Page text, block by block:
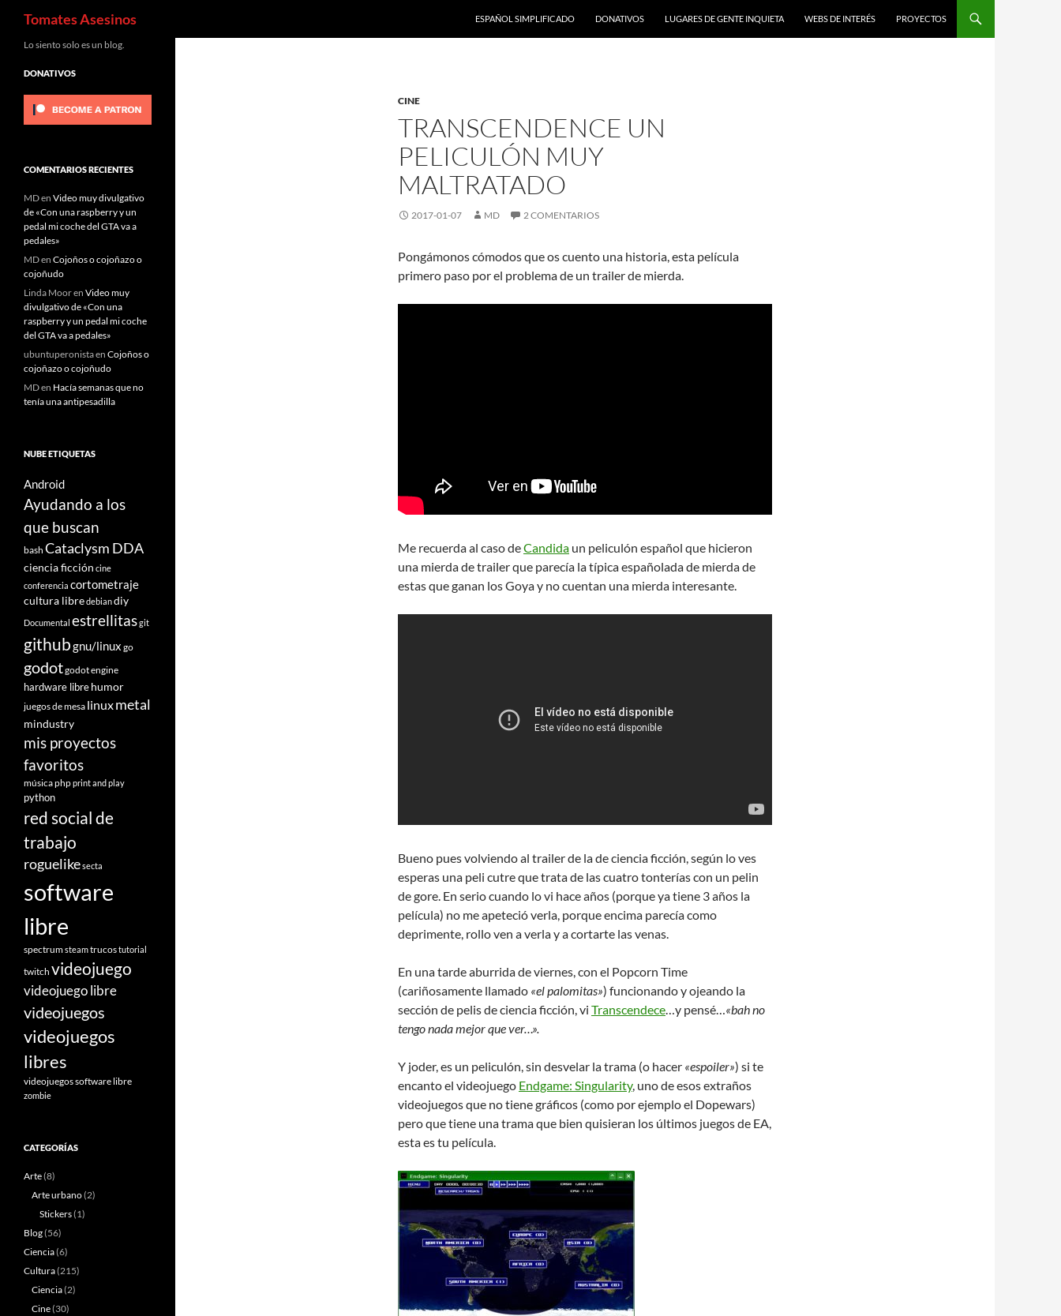
Saltar
Tomates Asesinos ESPAÑOL SIMPLIFICADO DONATIVOS LUGARES DE GENTE INQUIETA WEBS DE INTERÉS PROYECTOS
CINE
TRANSCENDENCE UN
PELICULÓN MUY
MALTRATADO
2017-01-07 MD 2 COMENTARIOS
Pongámonos cómodos que os cuento una historia, esta película
primero paso por el problema de un trailer de mierda.
Me recuerda al caso deCandida un peliculón español que hicieron
una mierda de trailer que parecía la típica españolada de mierda de
estas que ganan los Goya y no cuentan una mierda interesante.
Bueno pues volviendo al trailer de la de ciencia ficción, según lo ves
esperas una peli cutre que trata de las cuatro tonterías con un pelin
de gore. En serio cuando lo vi hace años (porque ya tiene 3 años la
película) no me apeteció verla, porque encima parecía como
deprimente, rollo ven a verla y a cortarte las venas.
En una tarde aburrida de viernes, con el Popcorn Time
(cariñosamente llamado «el palomitas») funcionando y ojeando la
sección de pelis de ciencia ficción, vi Transcendece…y pensé…«bah no
tengo nada mejor que ver…».
Y joder, es un peliculón, sin desvelar la trama (o hacer «espoiler») si te
encanto el videojuego Endgame: Singularity, uno de esos extraños
videojuegos que no tiene gráficos (como por ejemplo el Dopewars)
pero que tiene una trama que bien quisieran los últimos juegos de EA,
esta es tu película.
Lo siento solo es un blog.
DONATIVOS
COMENTARIOS RECIENTES
MDen Video muy divulgativo
de «Con una raspberry y un
pedal mi coche del GTA va a
pedales»
MDen Cojoños o cojoñazo o
cojoñudo
Linda Mooren Video muy
divulgativo de «Con una
raspberry y un pedal mi coche
del GTA va a pedales»
ubuntuperonistaen Cojoños o
cojoñazo o cojoñudo
MDen Hacía semanas que no
tenía una antipesadilla
NUBE ETIQUETAS
Android
Ayudando a los
que buscan
bash Cataclysm DDA
ciencia ficción cine
conferencia cortometraje
cultura libredebiandiy
Documental estrellitasgit
githubgnu/linux go
godotgodot engine
hardware librehumor
juegos de mesa linuxmetal
mindustry
mis proyectos
favoritos
músicaphpprint and play
python
red social de
trabajo
roguelikesecta
software
libre
spectrumsteamtrucostutorial
twitch videojuego
videojuego libre
videojuegos
videojuegos
libres
videojuegos software libre
zombie
CATEGORÍAS
Arte(8)
Arte urbano(2)
Stickers(1)
Blog(56)
Ciencia(6)
Cultura(215)
Ciencia(2)
Cine(30)